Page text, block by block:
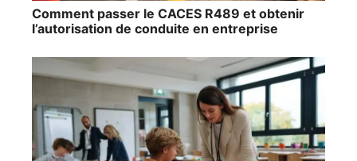
Comment passer le CACES R489 et obtenir
l’autorisation de conduite en entreprise